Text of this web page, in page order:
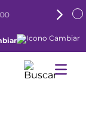
todos los días